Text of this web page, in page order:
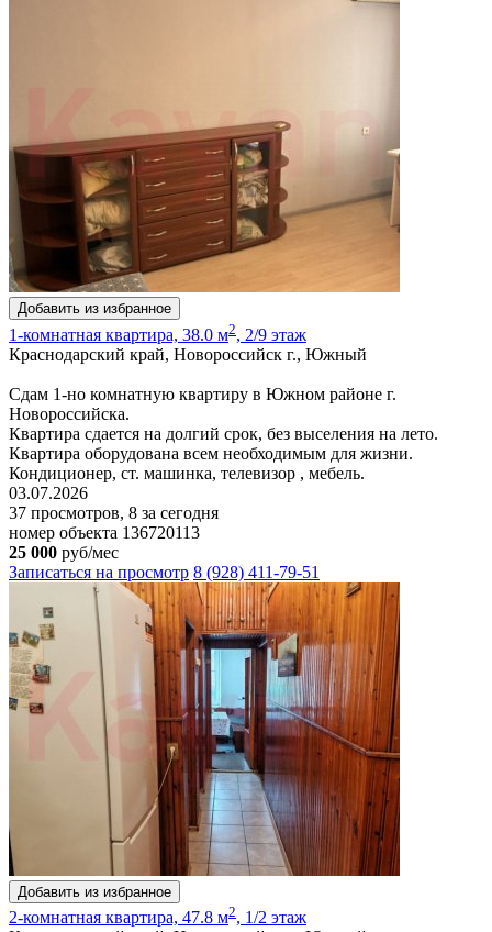
Добавить из избранное
1-комнатная квартира, 38.0 м2, 2/9 этаж
Краснодарский край, Новороссийск г., Южный
Сдам 1-но комнатную квартиру в Южном районе г.
Новороссийска.
Квартира сдается на долгий срок, без выселения на лето.
Квартира оборудована всем необходимым для жизни.
Кондиционер, ст. машинка, телевизор , мебель.
03.07.2026
37 просмотров, 8 за сегодня
номер объекта 136720113
25 000 руб/мес
Записаться на просмотр 8 (928) 411-79-51
Добавить из избранное
2-комнатная квартира, 47.8 м2, 1/2 этаж